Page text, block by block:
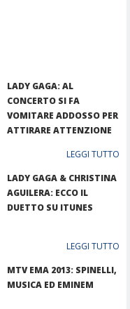
LADY GAGA: AL
CONCERTO SI FA
VOMITARE ADDOSSO PER
ATTIRARE ATTENZIONE
LEGGI TUTTO
LADY GAGA & CHRISTINA
AGUILERA: ECCO IL
DUETTO SU ITUNES
LEGGI TUTTO
MTV EMA 2013: SPINELLI,
MUSICA ED EMINEM